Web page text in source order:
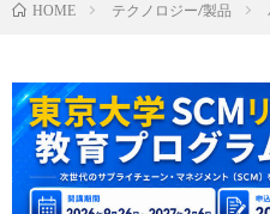
HOME テクノロジー/製品